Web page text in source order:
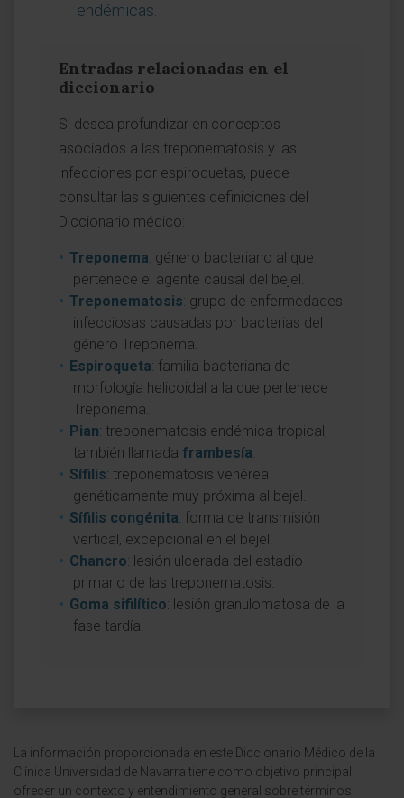
endémicas
Entradas relacionadas en el
diccionario
Si desea profundizar en conceptos
asociados a las treponematosis y las
infecciones por espiroquetas, puede
consultar las siguientes definiciones del
Diccionario médico:
Treponema: género bacteriano al que
pertenece el agente causal del bejel.
Treponematosis: grupo de enfermedades
infecciosas causadas por bacterias del
género Treponema.
Espiroqueta: familia bacteriana de
morfología helicoidal a la que pertenece
Treponema.
Pian: treponematosis endémica tropical,
también llamada frambesía.
Sífilis: treponematosis venérea
genéticamente muy próxima al bejel.
Sífilis congénita: forma de transmisión
vertical, excepcional en el bejel.
Chancro: lesión ulcerada del estadio
primario de las treponematosis.
Goma sifilítico: lesión granulomatosa de la
fase tardía.
La información proporcionada en este Diccionario Médico de la
Clínica Universidad de Navarra tiene como objetivo principal
ofrecer un contexto y entendimiento general sobre términos